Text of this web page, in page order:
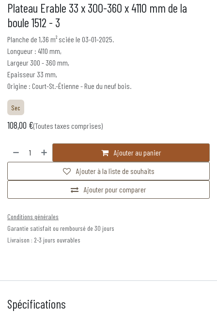
Plateau Erable 33 x 300-360 x 4110 mm de la
boule 1512 - 3
Planche de 1,36 m² sciée le 03-01-2025.
Longueur : 4110 mm,
Largeur 300 - 360 mm,
Epaisseur 33 mm,
Origine : Court-St.-Étienne - Rue du neuf bois.
Sec
108,00 €(Toutes taxes comprises)
Ajouter au panier
Ajouter pour comparer
Ajouter à la liste de souhaits
Conditions générales
Garantie satisfait ou remboursé de 30 jours
Livraison : 2-3 jours ouvrables
Spécifications